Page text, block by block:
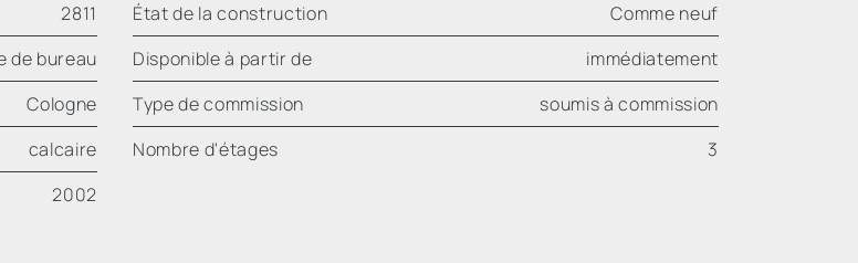
2811
de bureau
Cologne
calcaire
2002
État de la construction
Comme neuf
Disponible à partir de
immédiatement
Type de commission
soumis à commission
Nombre d'étages
3